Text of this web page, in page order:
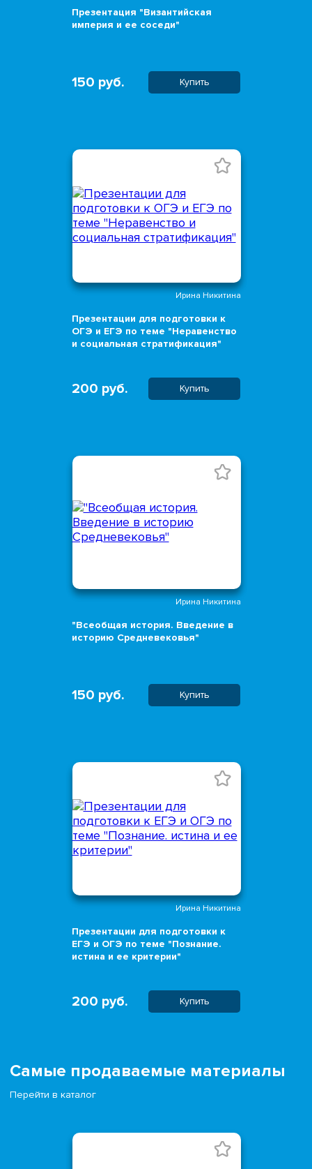
Презентация "Византийская
империя и ее соседи"
150 руб. Купить
Ирина Никитина
Презентации для подготовки к
ОГЭ и ЕГЭ по теме "Неравенство
и социальная стратификация"
200 руб. Купить
Ирина Никитина
"Всеобщая история. Введение в
историю Средневековья"
150 руб. Купить
Ирина Никитина
Презентации для подготовки к
ЕГЭ и ОГЭ по теме "Познание.
истина и ее критерии"
200 руб. Купить
Самые продаваемые материалы
Перейти в каталог